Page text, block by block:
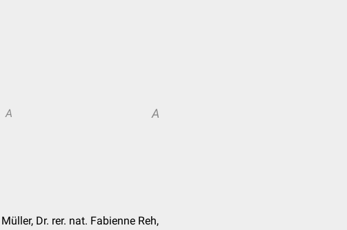
A A
Dr. rer. nat. Fabienne Reh,